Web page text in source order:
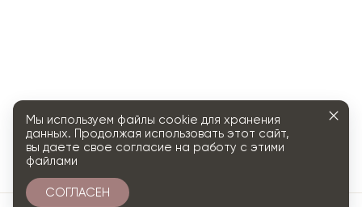
Мы используем файлы cookie для хранения
данных. Продолжая использовать этот сайт,
вы даете свое согласие на работу с этими
файлами
СОГЛАСЕН